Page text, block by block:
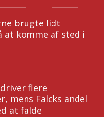
brugte lidt
at komme af sted i
flere
mens Falcks andel
at falde